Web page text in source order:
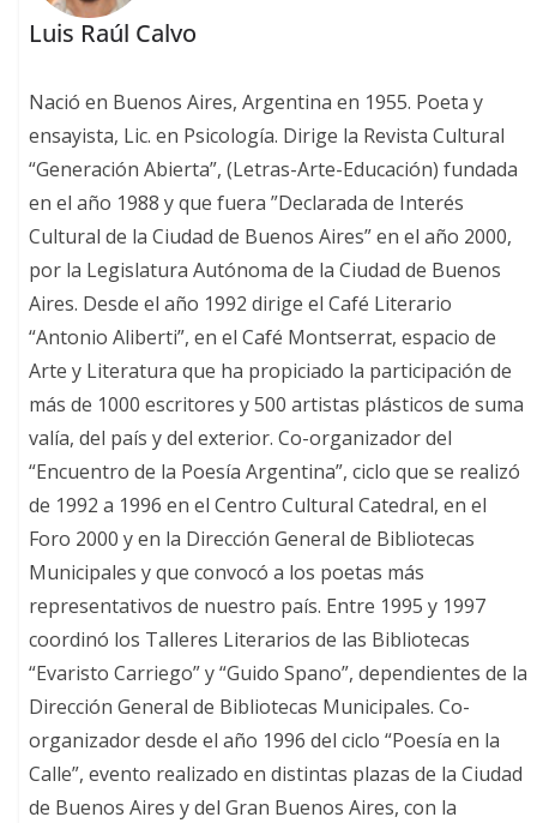
Luis Raúl Calvo
Nació en Buenos Aires, Argentina en 1955. Poeta y
ensayista, Lic. en Psicología. Dirige la Revista Cultural
“Generación Abierta”, (Letras-Arte-Educación) fundada
en el año 1988 y que fuera ”Declarada de Interés
Cultural de la Ciudad de Buenos Aires” en el año 2000,
por la Legislatura Autónoma de la Ciudad de Buenos
Aires. Desde el año 1992 dirige el Café Literario
“Antonio Aliberti”, en el Café Montserrat, espacio de
Arte y Literatura que ha propiciado la participación de
más de 1000 escritores y 500 artistas plásticos de suma
valía, del país y del exterior. Co-organizador del
“Encuentro de la Poesía Argentina”, ciclo que se realizó
de 1992 a 1996 en el Centro Cultural Catedral, en el
Foro 2000 y en la Dirección General de Bibliotecas
Municipales y que convocó a los poetas más
representativos de nuestro país. Entre 1995 y 1997
coordinó los Talleres Literarios de las Bibliotecas
“Evaristo Carriego” y “Guido Spano”, dependientes de la
Dirección General de Bibliotecas Municipales. Co-
organizador desde el año 1996 del ciclo “Poesía en la
Calle”, evento realizado en distintas plazas de la Ciudad
de Buenos Aires y del Gran Buenos Aires, con la